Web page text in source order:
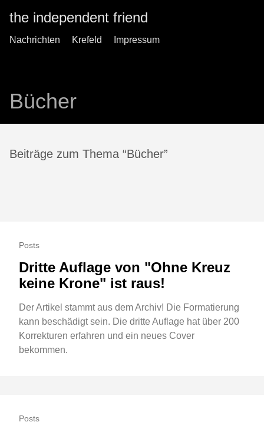
the independent friend
Nachrichten Krefeld Impressum
Bücher
Beiträge zum Thema “Bücher”
Posts
Dritte Auflage von "Ohne Kreuz
keine Krone" ist raus!
Der Artikel stammt aus dem Archiv! Die Formatierung
kann beschädigt sein. Die dritte Auflage hat über 200
Korrekturen erfahren und ein neues Cover
bekommen.
Posts